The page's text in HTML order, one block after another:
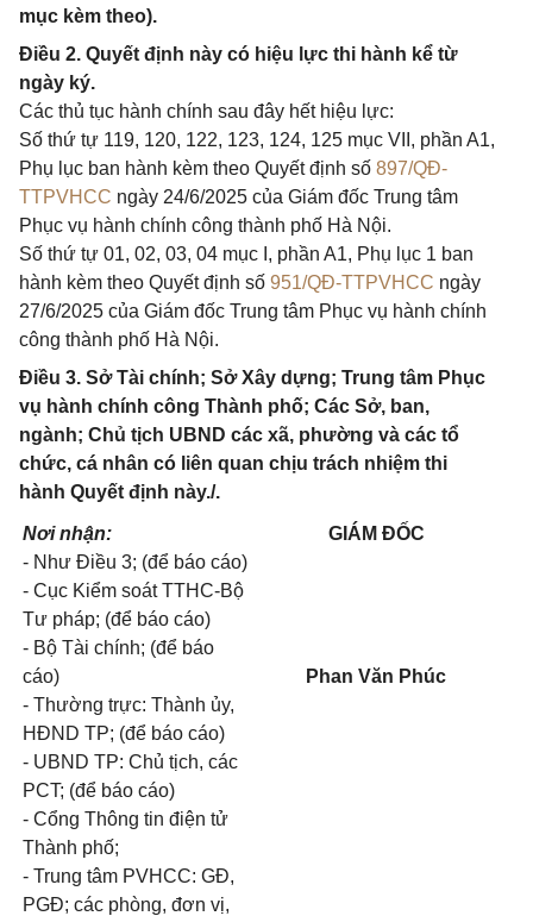
mục kèm theo).
Điều 2. Quyết định này có hiệu lực thi hành kể từ
ngày ký.
Các thủ tục hành chính sau đây hết hiệu lực:
Số thứ tự 119, 120, 122, 123, 124, 125 mục VII, phần A1,
Phụ lục ban hành kèm theo Quyết định số 897/QĐ-
TTPVHCC ngày 24/6/2025 của Giám đốc Trung tâm
Phục vụ hành chính công thành phố Hà Nội.
Số thứ tự 01, 02, 03, 04 mục I, phần A1, Phụ lục 1 ban
hành kèm theo Quyết định số 951/QĐ-TTPVHCC ngày
27/6/2025 của Giám đốc Trung tâm Phục vụ hành chính
công thành phố Hà Nội.
Điều 3. Sở Tài chính; Sở Xây dựng; Trung tâm Phục
vụ hành chính công Thành phố; Các Sở, ban,
ngành; Chủ tịch UBND các xã, phường và các tổ
chức, cá nhân có liên quan chịu trách nhiệm thi
hành Quyết định này./.
Nơi nhận:
- Như Điều 3; (để báo cáo)
- Cục Kiểm soát TTHC-Bộ
Tư pháp; (để báo cáo)
- Bộ Tài chính; (để báo
cáo)
- Thường trực: Thành ủy,
HĐND TP; (để báo cáo)
- UBND TP: Chủ tịch, các
PCT; (để báo cáo)
- Cổng Thông tin điện tử
Thành phố;
- Trung tâm PVHCC: GĐ,
PGĐ; các phòng, đơn vị,
GIÁM ĐỐC
Phan Văn Phúc